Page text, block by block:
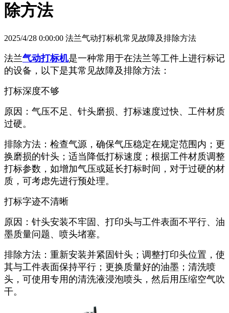
除方法
2025/4/28 0:00:00 法兰气动打标机常见故障及排除方法
法兰气动打标机是一种常用于在法兰等工件上进行标记
的设备，以下是其常见故障及排除方法：
打标深度不够
原因：气压不足、针头磨损、打标速度过快、工件材质
过硬。
排除方法：检查气源，确保气压稳定在规定范围内；更
换磨损的针头；适当降低打标速度；根据工件材质调整
打标参数，如增加气压或延长打标时间，对于过硬的材
质，可考虑先进行预处理。
打标字迹不清晰
原因：针头安装不牢固、打印头与工件表面不平行、油
墨质量问题、喷头堵塞。
排除方法：重新安装并紧固针头；调整打印头位置，使
其与工件表面保持平行；更换质量好的油墨；清洗喷
头，可使用专用的清洗液浸泡喷头，然后用压缩空气吹
干。